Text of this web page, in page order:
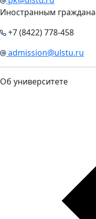
Иностранным
+7 (8422) 778-458
admission@ulstu.ru
Об университете